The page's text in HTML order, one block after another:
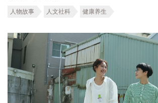
人物故事 人文社科 健康养生